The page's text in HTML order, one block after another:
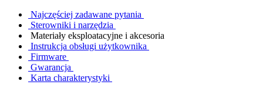
Najczęściej zadawane pytania
Sterowniki i narzędzia
Materiały eksploatacyjne i akcesoria
Instrukcja obsługi użytkownika
Firmware
Gwarancja
Karta charakterystyki